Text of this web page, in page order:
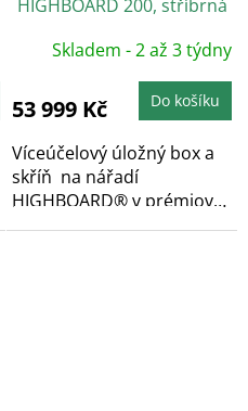
HIGHBOARD 200, stříbrná
Skladem - 2 až 3 týdny
53 999 Kč Do košíku
Víceúčelový úložný box a
skříň na nářadí
HIGHBOARD® v prémiové
kvalitě, v provedení...